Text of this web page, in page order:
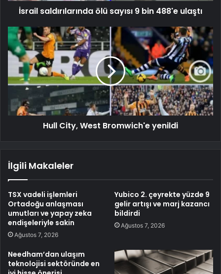
İsrail saldırılarında ölü sayısı 9 bin 488'e ulaştı
Hull City, West Bromwich'e yenildi
İlgili Makaleler
TSX vadeli işlemleri
Ortadoğu anlaşması
umutları ve yapay zeka
endişeleriyle sakin
Ağustos 7, 2026
Yubico 2. çeyrekte yüzde 9
gelir artışı ve marj kazancı
bildirdi
Ağustos 7, 2026
Needham’dan ulaşım
teknolojisi sektöründe en